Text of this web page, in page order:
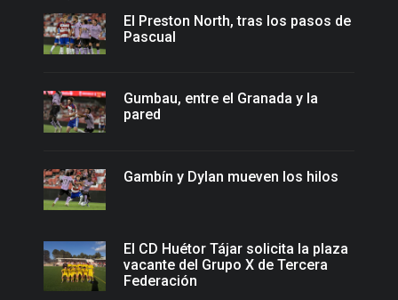
El Preston North, tras los pasos de
Pascual
Gumbau, entre el Granada y la
pared
Gambín y Dylan mueven los hilos
El CD Huétor Tájar solicita la plaza
vacante del Grupo X de Tercera
Federación